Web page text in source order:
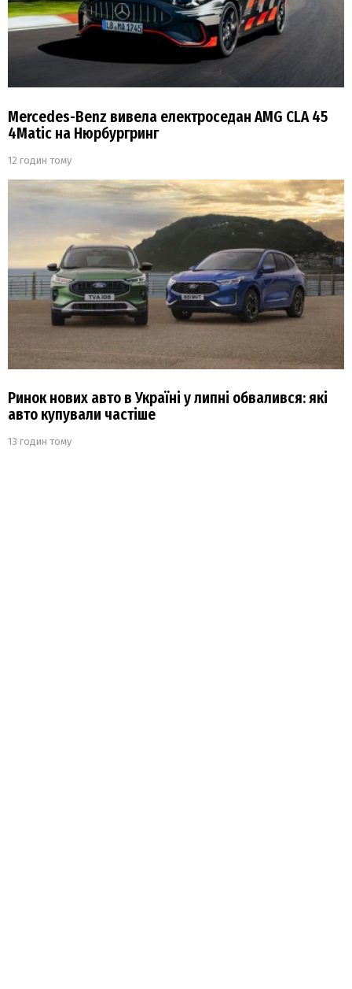
Mercedes-Benz вивела електроседан AMG CLA 45
4Matic на Нюрбургринг
12 годин тому
Ринок нових авто в Україні у липні обвалився: які
авто купували частіше
13 годин тому